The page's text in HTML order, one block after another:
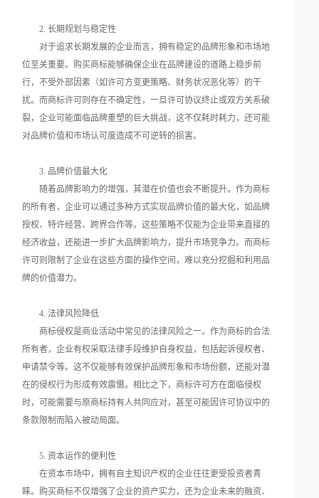
2. 长期规划与稳定性
对于追求长期发展的企业而言，拥有稳定的品牌形象和市场地
位至关重要。购买商标能够确保企业在品牌建设的道路上稳步前
行，不受外部因素（如许可方变更策略、财务状况恶化等）的干
扰。而商标许可则存在不确定性，一旦许可协议终止或双方关系破
裂，企业可能面临品牌重塑的巨大挑战，这不仅耗时耗力，还可能
对品牌价值和市场认可度造成不可逆转的损害。
3. 品牌价值最大化
随着品牌影响力的增强，其潜在价值也会不断提升。作为商标
的所有者，企业可以通过多种方式实现品牌价值的最大化，如品牌
授权、特许经营、跨界合作等。这些策略不仅能为企业带来直接的
经济收益，还能进一步扩大品牌影响力，提升市场竞争力。而商标
许可则限制了企业在这些方面的操作空间，难以充分挖掘和利用品
牌的价值潜力。
4. 法律风险降低
商标侵权是商业活动中常见的法律风险之一。作为商标的合法
所有者，企业有权采取法律手段维护自身权益，包括起诉侵权者、
申请禁令等。这不仅能够有效保护品牌形象和市场份额，还能对潜
在的侵权行为形成有效震慑。相比之下，商标许可方在面临侵权
时，可能需要与原商标持有人共同应对，甚至可能因许可协议中的
条款限制而陷入被动局面。
5. 资本运作的便利性
在资本市场中，拥有自主知识产权的企业往往更受投资者青
睐。购买商标不仅增强了企业的资产实力，还为企业未来的融资、